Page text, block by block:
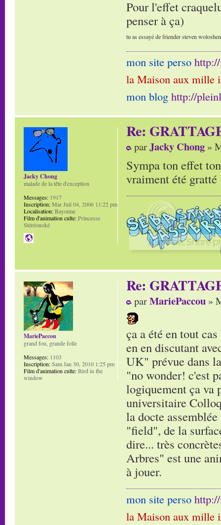
Pour l'effet
penser à ça)
tu as essayé de friender steven
mon site perso
la Maison aux mille
mon blog http://
Re:
parJacky Chong »
Sympa ton effet
vraiment été gratté
Jacky Chong
malade de la tête d'exception
Messages: 1917
Inscription:Mar Juil 04, 2006 11:22 pm
Localisation:Bayonne
Film d'animation culte:Princesse
Stéréonoké
Re:
parMariePaccou »
ça a été en tout
en en discutant
UK" prévue dans
"no wonder! c'est
logiquement ça va
universitaire
la docte
"field", de la
dire... très
Arbres" est une
à jouer.
mon site perso
la Maison aux mille
MariePaccou
grand fou, grande folle
Messages: 1103
Inscription:Sam Jan 30, 2010 1:25 pm
Film d'animation culte:Bird in the
window